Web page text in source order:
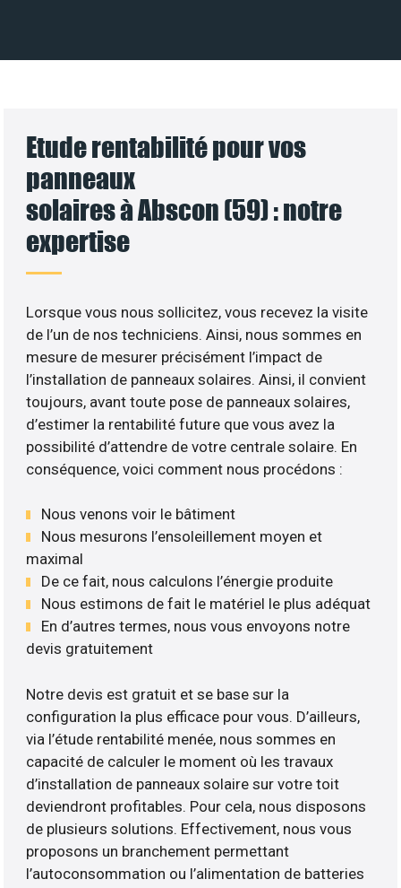
Etude rentabilité pour vos
panneaux
solaires à Abscon (59) : notre
expertise
Lorsque vous nous sollicitez, vous recevez la visite
de l’un de nos techniciens. Ainsi, nous sommes en
mesure de mesurer précisément l’impact de
l’installation de panneaux solaires. Ainsi, il convient
toujours, avant toute pose de panneaux solaires,
d’estimer la rentabilité future que vous avez la
possibilité d’attendre de votre centrale solaire. En
conséquence, voici comment nous procédons :
Nous venons voir le bâtiment
Nous mesurons l’ensoleillement moyen et
maximal
De ce fait, nous calculons l’énergie produite
Nous estimons de fait le matériel le plus adéquat
En d’autres termes, nous vous envoyons notre
devis gratuitement
Notre devis est gratuit et se base sur la
configuration la plus efficace pour vous. D’ailleurs,
via l’étude rentabilité menée, nous sommes en
capacité de calculer le moment où les travaux
d’installation de panneaux solaire sur votre toit
deviendront profitables. Pour cela, nous disposons
de plusieurs solutions. Effectivement, nous vous
proposons un branchement permettant
l’autoconsommation ou l’alimentation de batteries